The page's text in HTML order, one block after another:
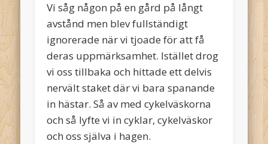
Vi såg någon på en gård på långt
avstånd men blev fullständigt
ignorerade när vi tjoade för att få
deras uppmärksamhet. Istället drog
vi oss tillbaka och hittade ett delvis
nervält staket där vi bara spanande
in hästar. Så av med cykelväskorna
och så lyfte vi in cyklar, cykelväskor
och oss själva i hagen.